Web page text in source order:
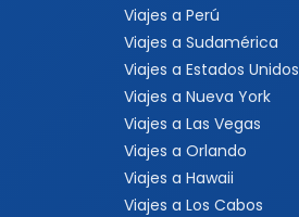
Viajes a Perú
Viajes a Sudamérica
Viajes a Estados Unidos
Viajes a Nueva York
Viajes a Las Vegas
Viajes a Orlando
Viajes a Hawaii
Viajes a Los Cabos